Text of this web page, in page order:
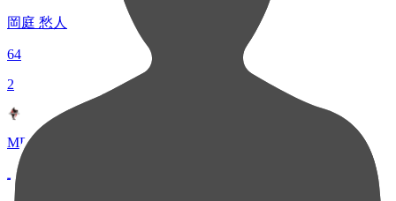
岡庭 愁人
64
2
MF 8
上村 周平